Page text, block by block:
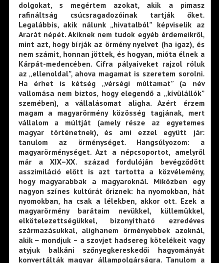
dolgokat, s megértem azokat, akik a pimasz
rafináltság csúcsragadozóinak tartják őket.
Legalábbis, akik nálunk „hivatalból” képviselik az
Ararát népét. Akiknek nem tudok egyéb érdemeikről,
mint azt, hogy bírják az örmény nyelvet (ha igaz), és
nem számít, honnan jöttek, és hogyan, mióta élnek a
Kárpát-medencében. Cifra pályaíveket rajzol róluk
az „ellenoldal”, ahova magamat is szeretem sorolni.
Ha érhet is kétség „vérségi múltamat” (a név
vallomása nem biztos, hogy elegendő a „kívülállók”
szemében), a vállalásomat aligha. Azért érzem
magam a magyarörmény közösség tagjának, mert
vállalom a múltját (amely része az egyetemes
magyar történetnek), és ami ezzel együtt jár:
tanulom az örménységet. Hangsúlyozom: a
magyarörménységet. Azt a népcsoportot, amelyről
már a XIX–XX. század fordulóján bevégződött
asszimiláció előtt is azt tartotta a közvélemény,
hogy magyarabbak a magyaroknál. Miközben egy
nagyon színes kultúrát őriznek: ha nyomokban, hát
nyomokban, ha csak a lélekben, akkor ott. Ezek a
magyarörmény barátaim nevükkel, küllemükkel,
elkötelezettségükkel, bizonyítható ezredéves
származásukkal, alighanem örményebbek azoknál,
akik – mondjuk – a szovjet hadsereg kötelékeit vagy
atyjuk balkáni szőnyegkereskedői hagyományát
konvertálták magyar állampolgárságra. Tanulom a